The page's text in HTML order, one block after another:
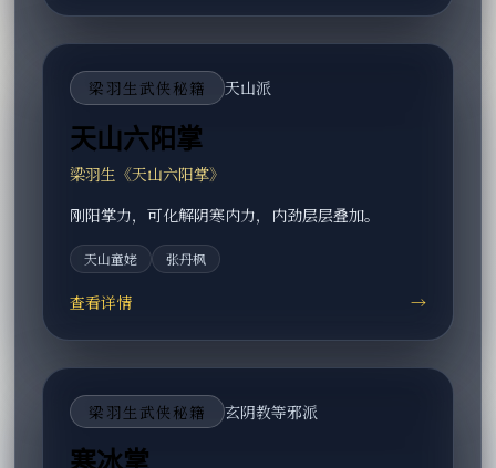
梁羽生武侠秘籍 天山派
天山六阳掌
梁羽生《天山六阳掌》
刚阳掌力，可化解阴寒内力，内劲层层叠加。
天山童姥 张丹枫
查看详情 →
梁羽生武侠秘籍 玄阴教等邪派